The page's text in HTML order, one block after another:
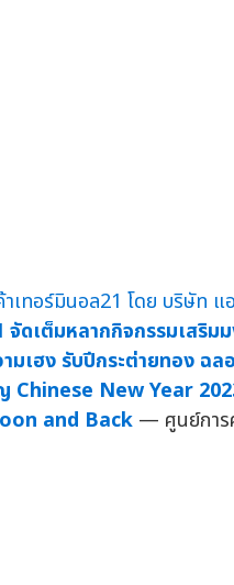
จัดเต็มหลากกิจกรรมเสริม
มเฮง รับปีกระต่ายทอง ฉล
Chinese New Year
and Back — ศูนย์การ